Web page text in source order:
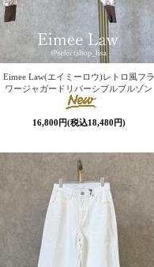
Eimee Law(エイミーロウ)レトロ風フラ
ワージャガードリバーシブルブルゾン
16,800円(税込18,480円)